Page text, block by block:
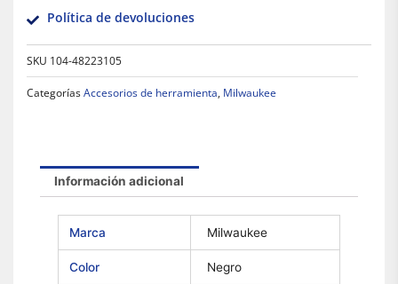
Política de devoluciones
SKU 104-48223105
CategoríasAccesorios de herramienta, Milwaukee
Información adicional
Marca Milwaukee
Color Negro